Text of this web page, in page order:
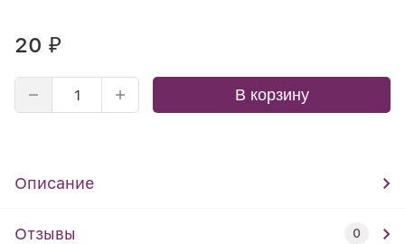
20 ₽
В корзину
Описание
Отзывы 0